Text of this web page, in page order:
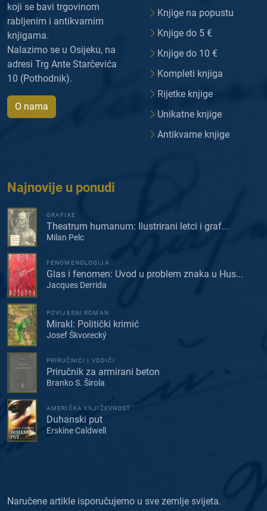
koji se bavi trgovinom
rabljenim i antikvarnim
knjigama.
Nalazimo se u Osijeku, na
adresi Trg Ante Starčevića
10 (Pothodnik).
O nama
Knjige na popustu
Knjige do 5 €
Knjige do 10 €
Kompleti knjiga
Rijetke knjige
Unikatne knjige
Antikvarne knjige
Najnovije u ponudi
GRAFIKE
Theatrum humanum: Ilustrirani letci i graf...
Milan Pelc
FENOMENOLOGIJA
Glas i fenomen: Uvod u problem znaka u Hus...
Jacques Derrida
POVIJESNI ROMAN
Mirakl: Politički krimić
Josef Škvorecký
PRIRUČNICI I VODIČI
Priručnik za armirani beton
Branko S. Širola
AMERIČKA KNJIŽEVNOST
Duhanski put
Erskine Caldwell
Naručene artikle isporučujemo u sve zemlje svijeta.